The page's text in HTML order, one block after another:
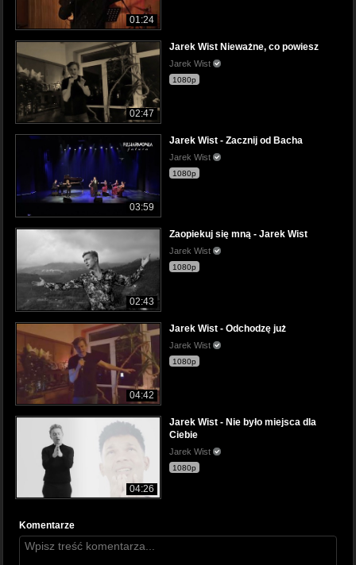
01:24
02:47
Jarek Wist Nieważne, co powiesz
Jarek Wist
1080p
03:59
Jarek Wist - Zacznij od Bacha
Jarek Wist
1080p
02:43
Zaopiekuj się mną - Jarek Wist
Jarek Wist
1080p
04:42
Jarek Wist - Odchodzę już
Jarek Wist
1080p
04:26
Jarek Wist - Nie było miejsca dla
Ciebie
Jarek Wist
1080p
Komentarze